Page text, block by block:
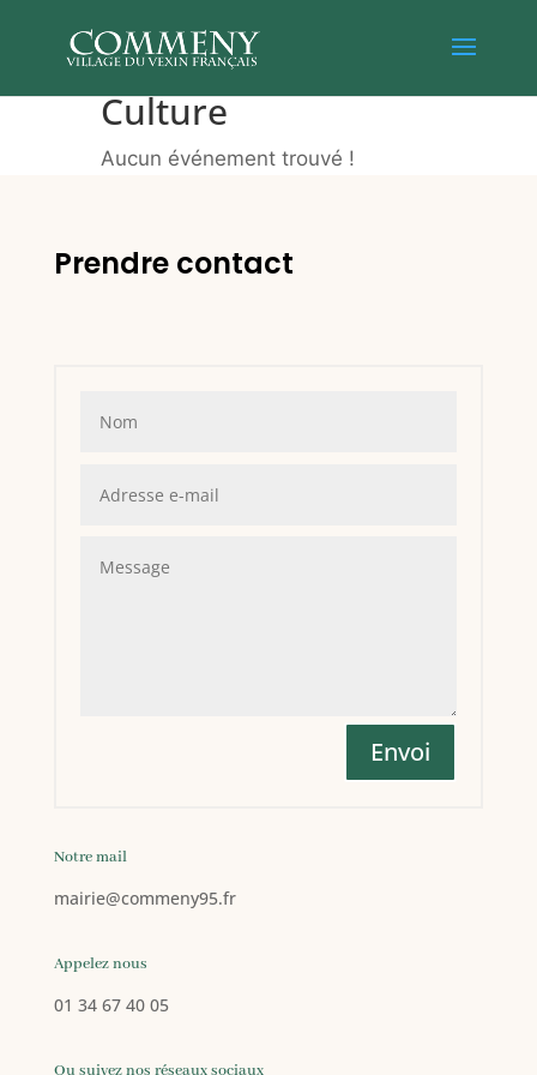
Culture
Aucun événement trouvé !
Prendre contact
Envoi
Notre mail
mairie@commeny95.fr
Appelez nous
01 34 67 40 05